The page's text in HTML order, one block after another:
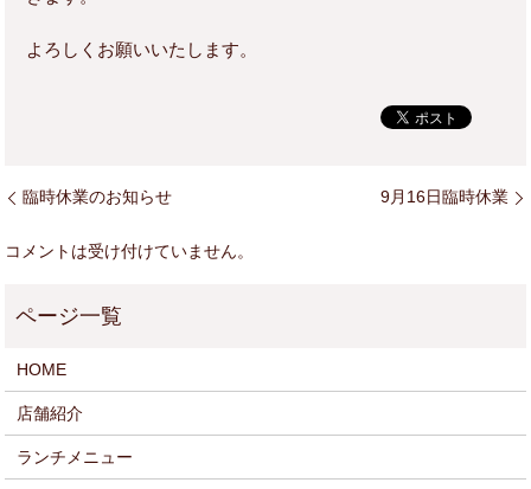
よろしくお願いいたします。
臨時休業のお知らせ 9月16日臨時休業
コメントは受け付けていません。
HOME
店舗紹介
ランチメニュー